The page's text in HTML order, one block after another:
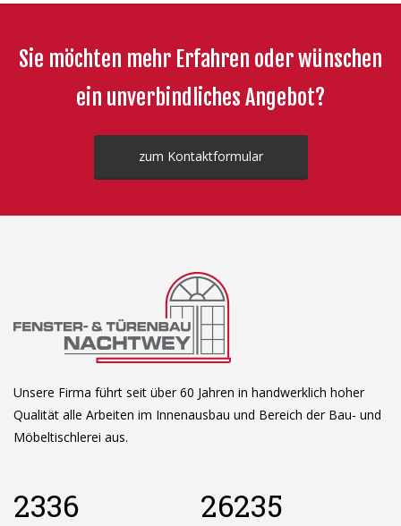
Sie möchten mehr Erfahren oder wünschen
ein unverbindliches Angebot?
zum Kontaktformular
Unsere Firma führt seit über 60 Jahren in handwerklich hoher
Qualität alle Arbeiten im Innenausbau und Bereich der Bau- und
Möbeltischlerei aus.
2336 26235